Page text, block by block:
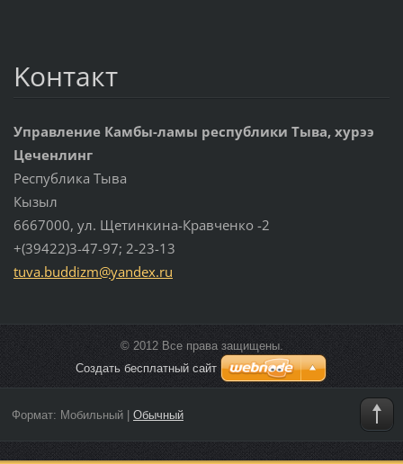
Koнтакт
Управление Камбы-ламы республики Тыва, хурээ
Цеченлинг
Республика Тыва
Кызыл
6667000, ул. Щетинкина-Кравченко -2
+(39422)3-47-97; 2-23-13
tuva.buddizm@yandex.ru
© 2012 Все права защищены.
Создать бесплатный сайт
Формат: Мобильный| Обычный